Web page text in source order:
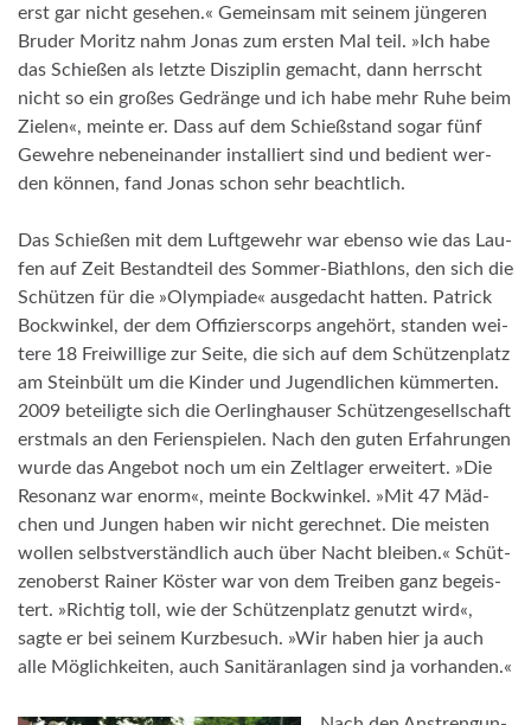
erst gar nicht ge­se­hen.« Ge­mein­sam mit sei­nem jün­ge­ren
Bru­der Mo­ritz nahm Jo­nas zum ers­ten Mal teil. »Ich habe
das Schießen als letzte Dis­zi­plin ge­macht, dann herrscht
nicht so ein großes Ge­dränge und ich habe mehr Ruhe beim
Zie­len«, meinte er. Dass auf dem Schieß­stand so­gar fünf
Ge­wehre ne­ben­ein­an­der in­stal­liert sind und be­dient wer­
den kön­nen, fand Jo­nas schon sehr be­acht­lich.
Das Schießen mit dem Luft­ge­wehr war ebenso wie das Lau­
fen auf Zeit Be­stand­teil des Som­mer-Bi­ath­lons, den sich die
Schüt­zen für die »­Olym­pia­de« aus­ge­dacht hat­ten. Pa­trick
Bock­win­kel, der dem Of­fi­ziers­corps an­gehört, stan­den wei­
tere 18 Frei­wil­lige zur Sei­te, die sich auf dem Schüt­zen­platz
am Stein­bült um die Kin­der und Ju­gend­li­chen küm­mer­ten.
2009 be­tei­ligte sich die Oer­ling­hau­ser Schüt­zen­ge­sell­schaft
erst­mals an den Fe­ri­en­spie­len. Nach den gu­ten Er­fah­run­gen
wurde das An­ge­bot noch um ein Zelt­la­ger er­wei­tert. »­Die
Re­so­nanz war enor­m«, meinte Bock­win­kel. »­Mit 47 Mäd­
chen und Jun­gen ha­ben wir nicht ge­rech­net. Die meis­ten
wol­len selbst­ver­ständ­lich auch ü­ber Nacht blei­ben.« Schüt­
zen­oberst Rai­ner Kös­ter war von dem Trei­ben ganz be­geis­
tert. »Rich­tig toll, wie der Schüt­zen­platz ge­nutzt wird«,
sagte er bei sei­nem Kurz­be­such. »Wir ha­ben hier ja auch
alle Mög­lich­kei­ten, auch Sa­nitär­an­la­gen sind ja vor­han­den.«